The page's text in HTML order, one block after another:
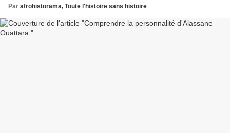
Par afrohistorama, Toute l'histoire sans histoire